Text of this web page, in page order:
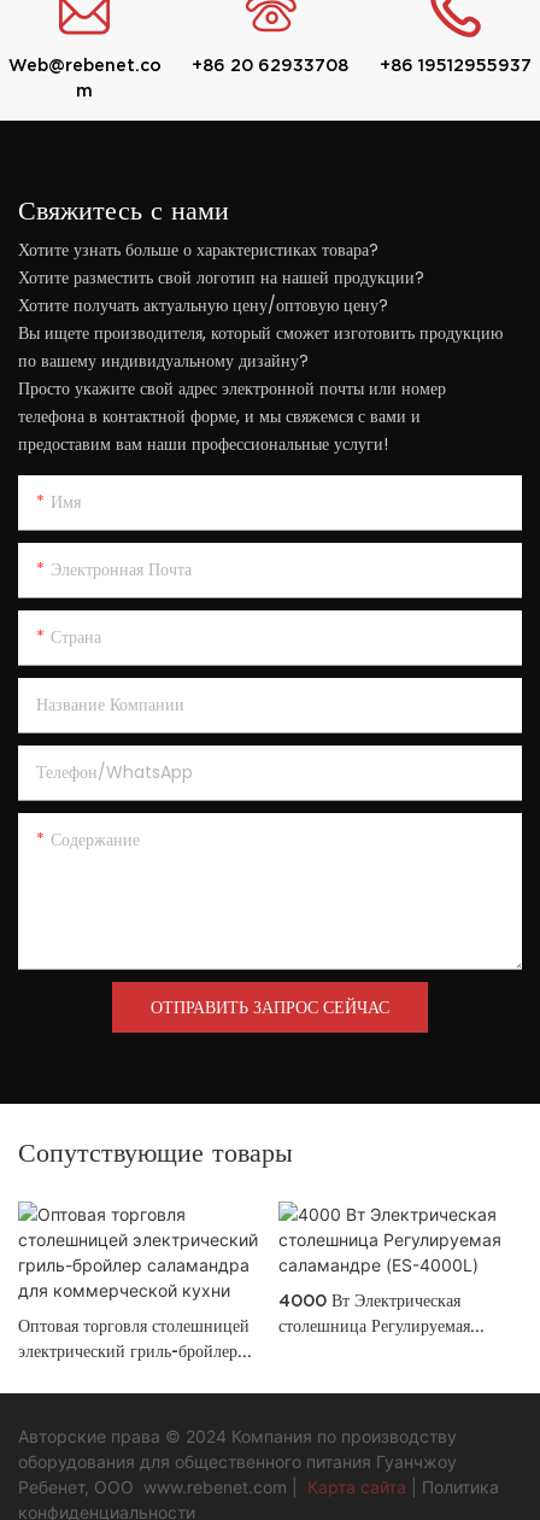
Web@rebenet.co
m
+86 20 62933708 +86 19512955937
Свяжитесь с нами
Хотите узнать больше о характеристиках товара?
Хотите разместить свой логотип на нашей продукции?
Хотите получать актуальную цену/оптовую цену?
Вы ищете производителя, который сможет изготовить продукцию
по вашему индивидуальному дизайну?
Просто укажите свой адрес электронной почты или номер
телефона в контактной форме, и мы свяжемся с вами и
предоставим вам наши профессиональные услуги!
Имя
Электронная Почта
Страна
Название Компании
Телефон/WhatsApp
Содержание
ОТПРАВИТЬ ЗАПРОС СЕЙЧАС
Сопутствующие товары
Оптовая торговля столешницей
электрический гриль-бройлер
4000 Вт Электрическая
столешница Регулируемая
Авторские права © 2024 Компания по производству
оборудования для общественного питания Гуанчжоу
Ребенет, ООО www.rebenet.com Карта сайта
Политика
конфиденциальности